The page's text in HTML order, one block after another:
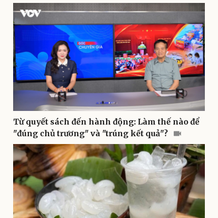
Pháp luật
Vụ án
Tin nóng
Tư vấn luật
Quân sự - Quốc phòng
Vũ khí
Việt Nam
Phân tích
Thể thao
Bóng đá
Ô tô - Xe máy
Ô tô
Từ quyết sách đến hành động: Làm thế nào để
"đúng chủ trương" và "trúng kết quả"?